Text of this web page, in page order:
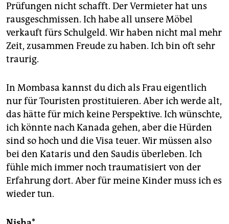
Prüfungen nicht schafft. Der Vermieter hat uns
rausgeschmissen. Ich habe all unsere Möbel
verkauft fürs Schulgeld. Wir haben nicht mal mehr
Zeit, zusammen Freude zu haben. Ich bin oft sehr
traurig.
In Mombasa kannst du dich als Frau eigentlich
nur für Touristen prostituieren. Aber ich werde alt,
das hätte für mich keine Perspektive. Ich wünschte,
ich könnte nach Kanada gehen, aber die Hürden
sind so hoch und die Visa teuer. Wir müssen also
bei den Kataris und den Saudis überleben. Ich
fühle mich immer noch traumatisiert von der
Erfahrung dort. Aber für meine Kinder muss ich es
wieder tun.